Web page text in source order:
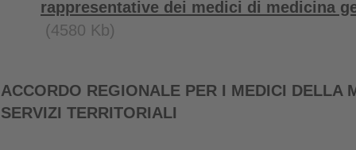
rappresentative dei medici di medicina
(4580 Kb)
ACCORDO REGIONALE PER I MEDICI DELLA
SERVIZI TERRITORIALI